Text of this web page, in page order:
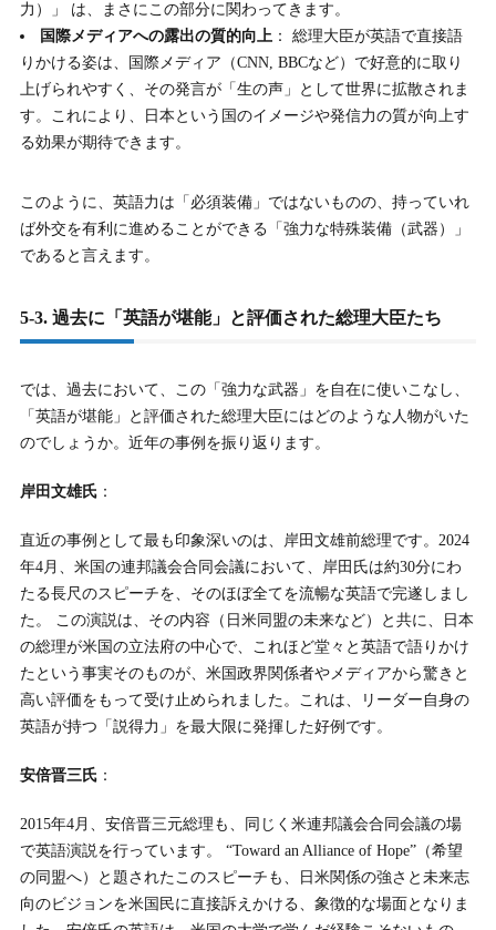
力）」 は、まさにこの部分に関わってきます。
国際メディアへの露出の質的向上 ： 総理大臣が英語で直接語
りかける姿は、国際メディア（CNN, BBCなど）で好意的に取り
上げられやすく、その発言が「生の声」として世界に拡散されま
す。これにより、日本という国のイメージや発信力の質が向上す
る効果が期待できます。
このように、英語力は「必須装備」ではないものの、持っていれ
ば外交を有利に進めることができる「強力な特殊装備（武器）」
であると言えます。
5-3. 過去に「英語が堪能」と評価された総理大臣たち
では、過去において、この「強力な武器」を自在に使いこなし、
「英語が堪能」と評価された総理大臣にはどのような人物がいた
のでしょうか。近年の事例を振り返ります。
岸田文雄氏：
直近の事例として最も印象深いのは、岸田文雄前総理です。2024
年4月、米国の連邦議会合同会議において、岸田氏は約30分にわ
たる長尺のスピーチを、そのほぼ全てを流暢な英語で完遂しまし
た。 この演説は、その内容（日米同盟の未来など）と共に、日本
の総理が米国の立法府の中心で、これほど堂々と英語で語りかけ
たという事実そのものが、米国政界関係者やメディアから驚きと
高い評価をもって受け止められました。これは、リーダー自身の
英語が持つ「説得力」を最大限に発揮した好例です。
安倍晋三氏：
2015年4月、安倍晋三元総理も、同じく米連邦議会合同会議の場
で英語演説を行っています。 “Toward an Alliance of Hope”（希望
の同盟へ）と題されたこのスピーチも、日米関係の強さと未来志
向のビジョンを米国民に直接訴えかける、象徴的な場面となりま